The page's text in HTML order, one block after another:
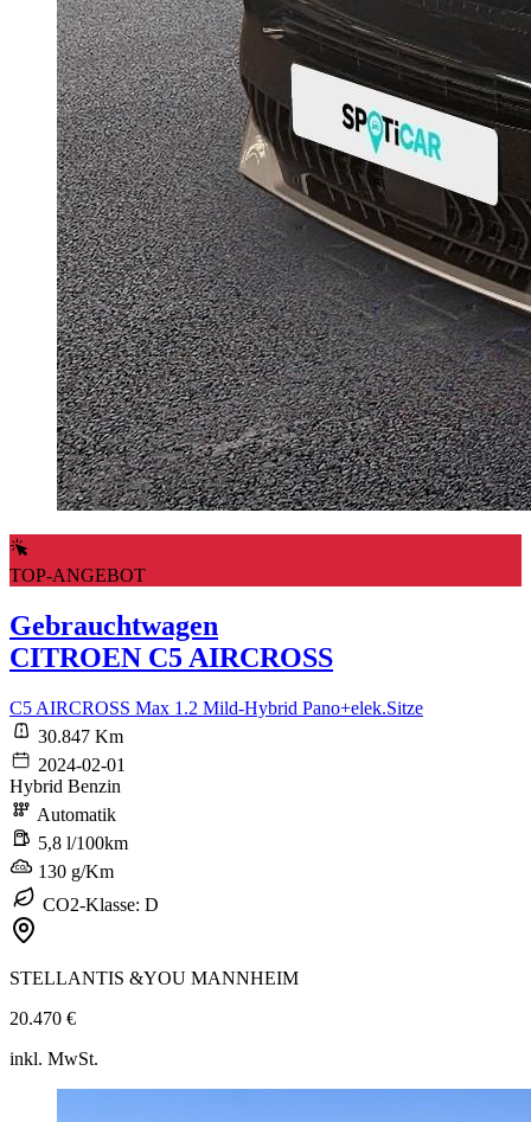
TOP-ANGEBOT
Gebrauchtwagen
CITROEN C5 AIRCROSS
C5 AIRCROSS Max 1.2 Mild-Hybrid Pano+elek.Sitze
30.847 Km
2024-02-01
Hybrid Benzin
Automatik
5,8 l/100km
130 g/Km
CO2-Klasse: D
STELLANTIS &YOU MANNHEIM
20.470 €
inkl. MwSt.